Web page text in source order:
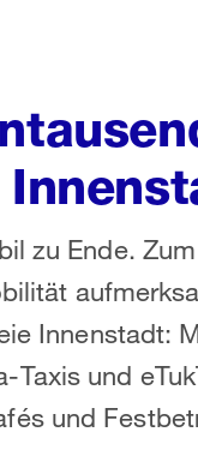
zu Ende.
Innenstadt:
und
und